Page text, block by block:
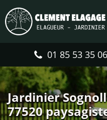
01 85 53 35 06
Jardinier
77520